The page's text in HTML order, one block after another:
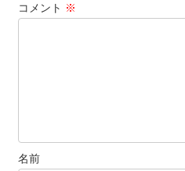
コメント ※
名前